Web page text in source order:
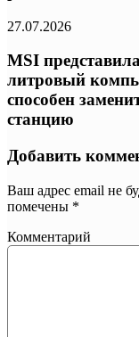
27.07.2026
MSI
литровый
способен
станцию
Добавить
Ваш адрес email не
помечены *
Комментарий